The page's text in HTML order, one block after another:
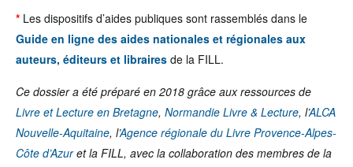
* Les dispositifs d’aides publiques sont rassemblés dans le
Guide en ligne des aides nationales et régionales aux
auteurs, éditeurs et libraires de la FILL.
Ce dossier a été préparé en 2018 grâce aux ressources de
Livre et Lecture en Bretagne, Normandie Livre & Lecture, l’ALCA
Nouvelle-Aquitaine, l’Agence régionale du Livre Provence-Alpes-
Côte d’Azuret la FILL, avec la collaboration des membres de la